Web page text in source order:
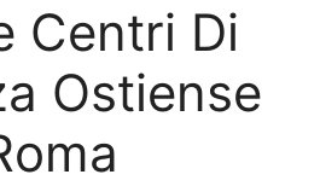
Centri Di
Ostiense